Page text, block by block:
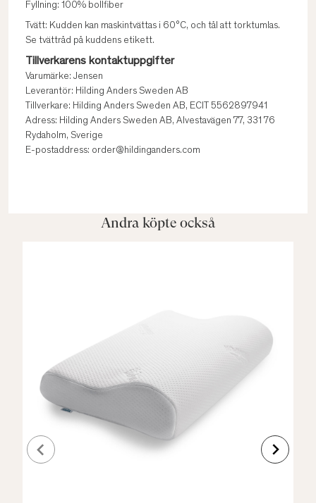
Fyllning: 100% bollfiber
Tvätt: Kudden kan maskintvättas i 60°C, och tål att torktumlas.
Se tvättråd på kuddens etikett.
Tillverkarens kontaktuppgifter
Varumärke: Jensen
Leverantör: Hilding Anders Sweden AB
Tillverkare: Hilding Anders Sweden AB, ECIT 5562897941
Adress: Hilding Anders Sweden AB, Alvestavägen 77, 331 76
Rydaholm, Sverige
E-postaddress: order@hildinganders.com
Andra köpte också